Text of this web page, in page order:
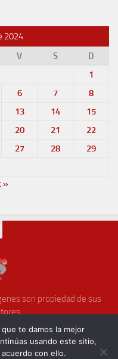
2024
V S
D
1
6 7
8
13 14
15
20 21
22
27 28
29
»
son propiedad de sus
el Tema Hueman
te damos la mejor
usando este sitio,
con ello.